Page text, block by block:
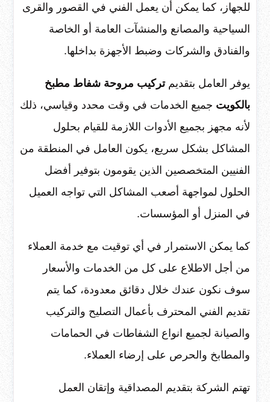
للجهاز، كما يمكن أن يعمل الفني في القصور والقرى
السياحية والمصانع والمنشآت العامة أو الخاصة
والفنادق والشركات وضبط الأجهزة بداخلها.
يوفر العامل بتقديمتركيب مروحة شفاط مطبخ
بالكويت جميع الخدمات في وقت محدد وقياسي، ذلك
لأنه مجهز بجميع الأدوات اللازمة للقيام بحلول
المشاكل بشكل سريع، يكون العامل في المنطقة من
الفنيين المتخصصين الذين يقومون بتوفير أفضل
الحلول لمواجهة أصعب المشاكل التي تواجه العميل
في المنزل أو المؤسسات.
كما يمكن الاستمرار في أي توقيت مع خدمة العملاء
من أجل الاطلاع على كل من الخدمات والأسعار
سوف نكون عندك خلال دقائق معدودة، كما يتم
تقديم الفني المحترف بأعمال التصليح والتركيب
والصيانة لجميع انواع الشفاطات في الحمامات
والمطابخ والحرص على إرضاء العملاء.
تهتم الشركة بتقديم المصداقية وإتقان العمل